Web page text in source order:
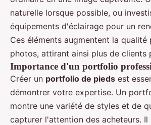
naturelle lorsque possible, ou
équipements d'éclairage pour un
Ces éléments augmentent la qualité
photos, attirant ainsi plus de clients
Importance d'un portfolio
Créer un portfolio de pieds est
démontrer votre expertise. Un
montre une variété de styles et de
capturer l'attention des acheteurs.